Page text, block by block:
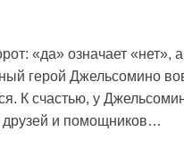
«да» означает «нет»,
герой Джельсомино
К счастью, у
друзей и помощников…